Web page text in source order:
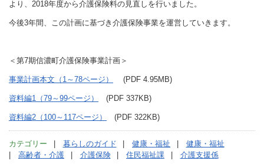
より、2018年度から介護保険料の見直しを行いました。
今後3年間、この計画に基づき介護保険事業を運営していきます。
＜第7期信濃町介護保険事業計画＞
事業計画本文（1～78ページ） (PDF 4.95MB)
資料編1（79～99ページ） (PDF 337KB)
資料編2（100～117ページ） (PDF 322KB)
カテゴリー 暮らしのガイド 健康・福祉
健康・福祉
高齢者・介護
介護保険 住民福祉課 介護支援係